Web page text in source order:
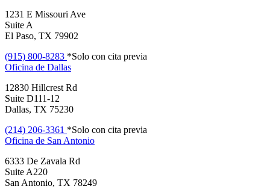
1231 E Missouri Ave
Suite A
El Paso, TX 79902
(915) 800-8283 *Solo con cita previa
Oficina de Dallas
12830 Hillcrest Rd
Suite D111-12
Dallas, TX 75230
(214) 206-3361 *Solo con cita previa
Oficina de San Antonio
6333 De Zavala Rd
Suite A220
San Antonio, TX 78249